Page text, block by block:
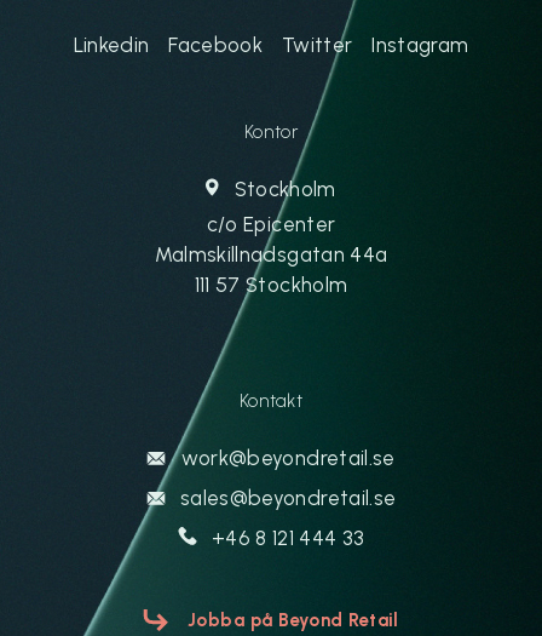
Linkedin Facebook Twitter Instagram
Kontor
Stockholm
c/o Epicenter
Malmskillnadsgatan 44a
111 57 Stockholm
Kontakt
work@beyondretail.se
sales@beyondretail.se
+46 8 121 444 33
Jobba på Beyond Retail